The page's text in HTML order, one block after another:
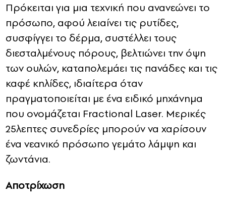
Πρόκειται για μια τεχνική που ανανεώνει το
πρόσωπο, αφού λειαίνει τις ρυτίδες,
συσφίγγει το δέρμα, συστέλλει τους
διεσταλμένους πόρους, βελτιώνει την όψη
των ουλών, καταπολεμάει τις πανάδες και τις
καφέ κηλίδες, ιδιαίτερα όταν
πραγματοποιείται με ένα ειδικό μηχάνημα
που ονομάζεται Fractional Laser. Μερικές
25λεπτες συνεδρίες μπορούν να χαρίσουν
ένα νεανικό πρόσωπο γεμάτο λάμψη και
ζωντάνια.
Αποτρίχωση